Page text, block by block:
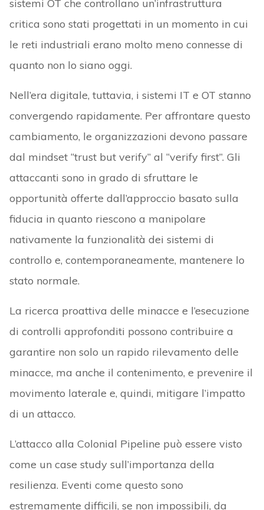
sistemi OT che controllano un’infrastruttura
critica sono stati progettati in un momento in cui
le reti industriali erano molto meno connesse di
quanto non lo siano oggi.
Nell’era digitale, tuttavia, i sistemi IT e OT stanno
convergendo rapidamente. Per affrontare questo
cambiamento, le organizzazioni devono passare
dal mindset “trust but verify” al “verify first”. Gli
attaccanti sono in grado di sfruttare le
opportunità offerte dall’approccio basato sulla
fiducia in quanto riescono a manipolare
nativamente la funzionalità dei sistemi di
controllo e, contemporaneamente, mantenere lo
stato normale.
La ricerca proattiva delle minacce e l’esecuzione
di controlli approfonditi possono contribuire a
garantire non solo un rapido rilevamento delle
minacce, ma anche il contenimento, e prevenire il
movimento laterale e, quindi, mitigare l’impatto
di un attacco.
L’attacco alla Colonial Pipeline può essere visto
come un case study sull’importanza della
resilienza. Eventi come questo sono
estremamente difficili, se non impossibili, da